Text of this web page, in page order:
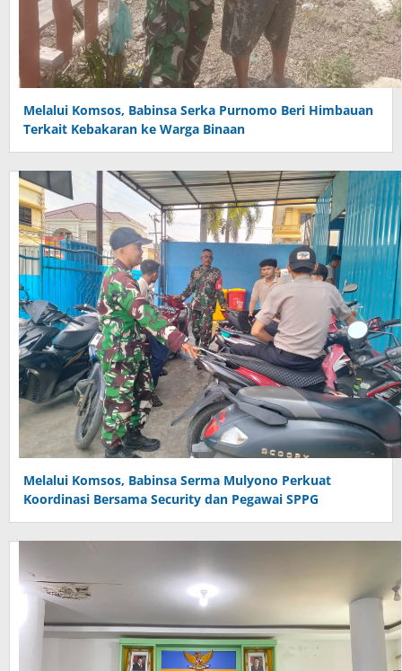
Melalui Komsos, Babinsa Serka Purnomo Beri Himbauan
Terkait Kebakaran ke Warga Binaan
Melalui Komsos, Babinsa Serma Mulyono Perkuat
Koordinasi Bersama Security dan Pegawai SPPG